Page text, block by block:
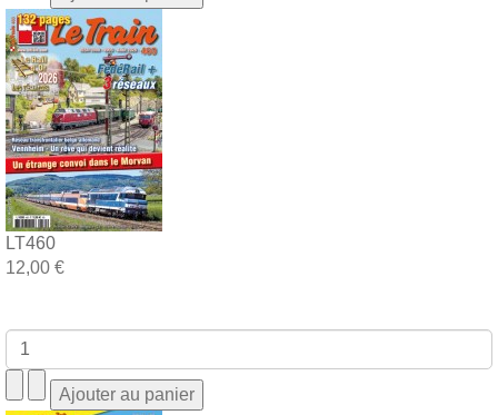
LT460
12,00 €